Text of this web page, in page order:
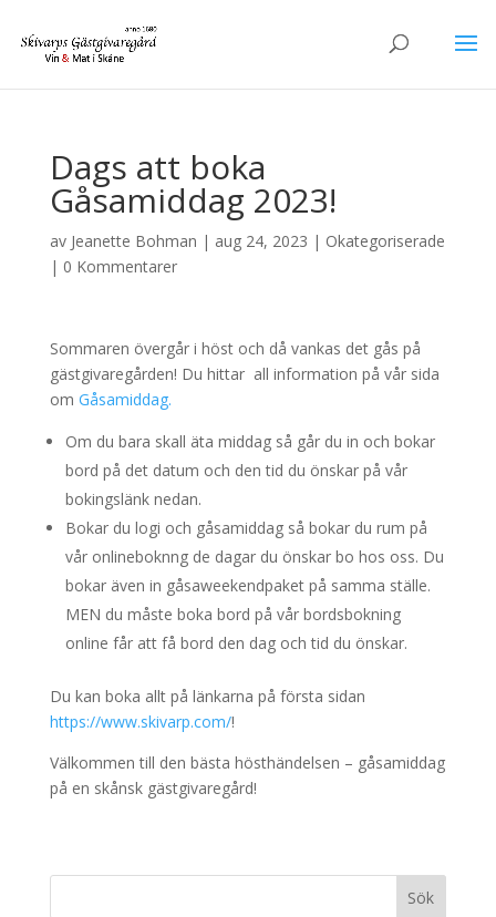
Dags att boka
Gåsamiddag 2023!
av Jeanette Bohman | aug 24, 2023 | Okategoriserade
| 0 Kommentarer
Sommaren övergår i höst och då vankas det gås på
gästgivaregården! Du hittar all information på vår sida
om Gåsamiddag.
Om du bara skall äta middag så går du in och bokar
bord på det datum och den tid du önskar på vår
bokingslänk nedan.
Bokar du logi och gåsamiddag så bokar du rum på
vår onlineboknng de dagar du önskar bo hos oss. Du
bokar även in gåsaweekendpaket på samma ställe.
MEN du måste boka bord på vår bordsbokning
online får att få bord den dag och tid du önskar.
Du kan boka allt på länkarna på första sidan
https://www.skivarp.com/!
Välkommen till den bästa hösthändelsen – gåsamiddag
på en skånsk gästgivaregård!